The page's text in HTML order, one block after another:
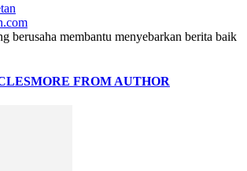
berusaha membantu menyebarkan berita baik
MORE FROM AUTHOR